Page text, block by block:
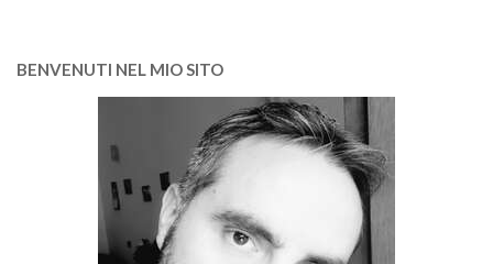
BENVENUTI NEL MIO SITO